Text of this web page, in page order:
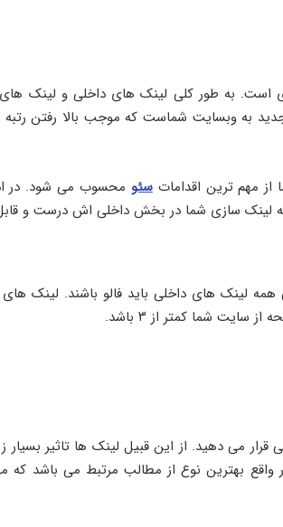
به طور کلی لینک های داخلی و لینک های
به وبسایت شماست که موجب بالا رفتن
از مهم ترین اقداماتسئومحسوب می شود. در
لینک سازی شما در بخش داخلی اش درست و
لینک های داخلی باید فالو باشند. لینک
شما کمتر از ۳ باشد.
می دهید. از این قبیل لینک ها تاثیر بسیار
واقع بهترین نوع از مطالب مرتبط می باشد که